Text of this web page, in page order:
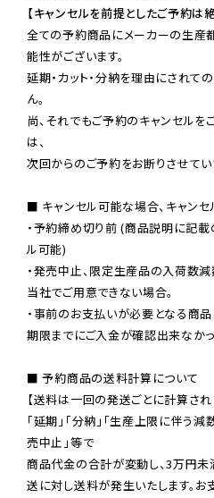
【キャンセルを前提としたご予約は
全ての予約商品にメーカーの生産
能性がございます。
延期・カット・分納を理由にされて
ん。
尚、それでもご予約のキャンセル
は、
次回からのご予約をお断りさせてい
■ キャンセル可能な場合、キャン
・予約締め切り前 (商品説明に記
ル可能)
・発売中止、限定生産品の入荷数
当社でご用意できない場合。
・事前のお支払いが必要となる商
期限までにご入金が確認出来なかっ
■ 予約商品の送料計算について
【送料は一回の発送ごとに計算され
「延期」「分納」「生産上限に伴う減
売中止」等で
商品代金の合計が変動し、3万円未
送に対し送料が発生いたします。お